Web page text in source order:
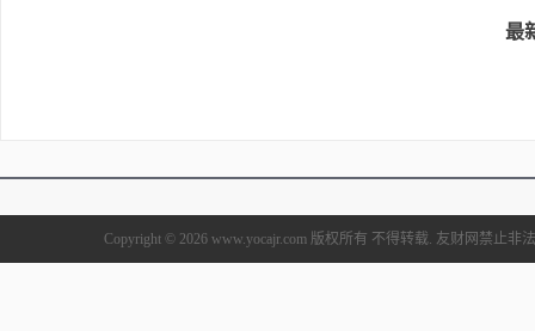
最
Copyright © 2026 www.yocajr.com 版权所有 不得转载. 友财网禁止非